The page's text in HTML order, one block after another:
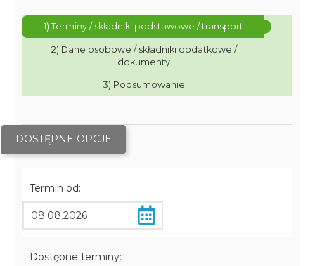
1) Terminy / składniki podstawowe / transport
2) Dane osobowe / składniki dodatkowe /
dokumenty
3) Podsumowanie
DOSTĘPNE OPCJE
Termin od:
Dostępne terminy: